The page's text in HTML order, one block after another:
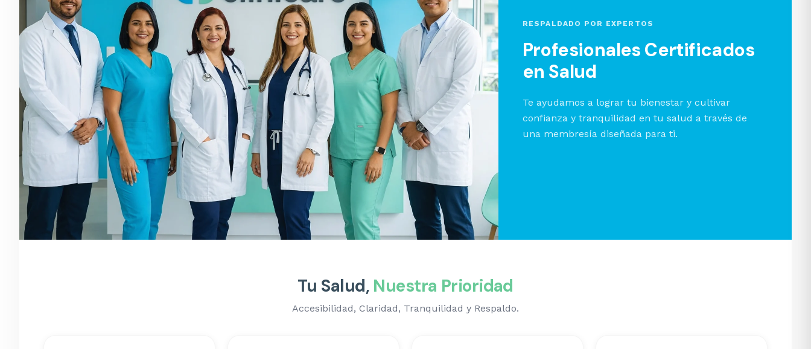
RESPALDADO POR EXPERTOS
Profesionales Certificados
en Salud
Te ayudamos a lograr tu bienestar y cultivar
confianza y tranquilidad en tu salud a través de
una membresía diseñada para ti.
Tu Salud, Nuestra Prioridad
Accesibilidad, Claridad, Tranquilidad y Respaldo.